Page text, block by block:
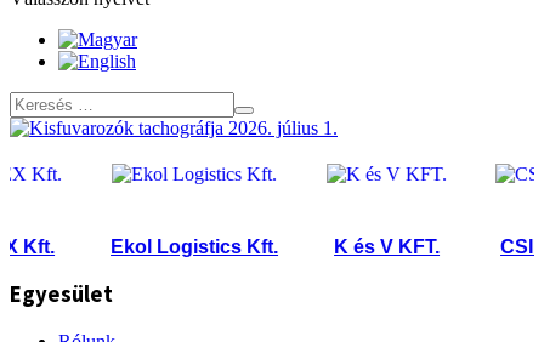
Ekol Logistics Kft. K és V KFT.
Egyesület